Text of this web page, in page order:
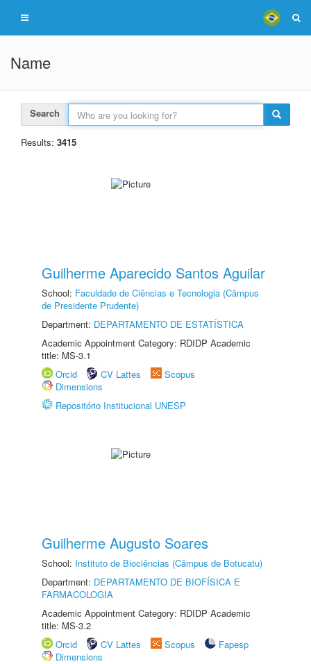
Name
Search
Results: 3415
Guilherme Aparecido Santos Aguilar
School: Faculdade de Ciências e Tecnologia (Câmpus
de Presidente Prudente)
Department: DEPARTAMENTO DE ESTATÍSTICA
Academic Appointment Category: RDIDP Academic
title: MS-3.1
Orcid
CV Lattes
Scopus
Dimensions
Repositório Institucional UNESP
Guilherme Augusto Soares
School: Instituto de Biociências (Câmpus de Botucatu)
Department: DEPARTAMENTO DE BIOFÍSICA E
FARMACOLOGIA
Academic Appointment Category: RDIDP Academic
title: MS-3.2
Orcid
CV Lattes Scopus
Fapesp
Dimensions